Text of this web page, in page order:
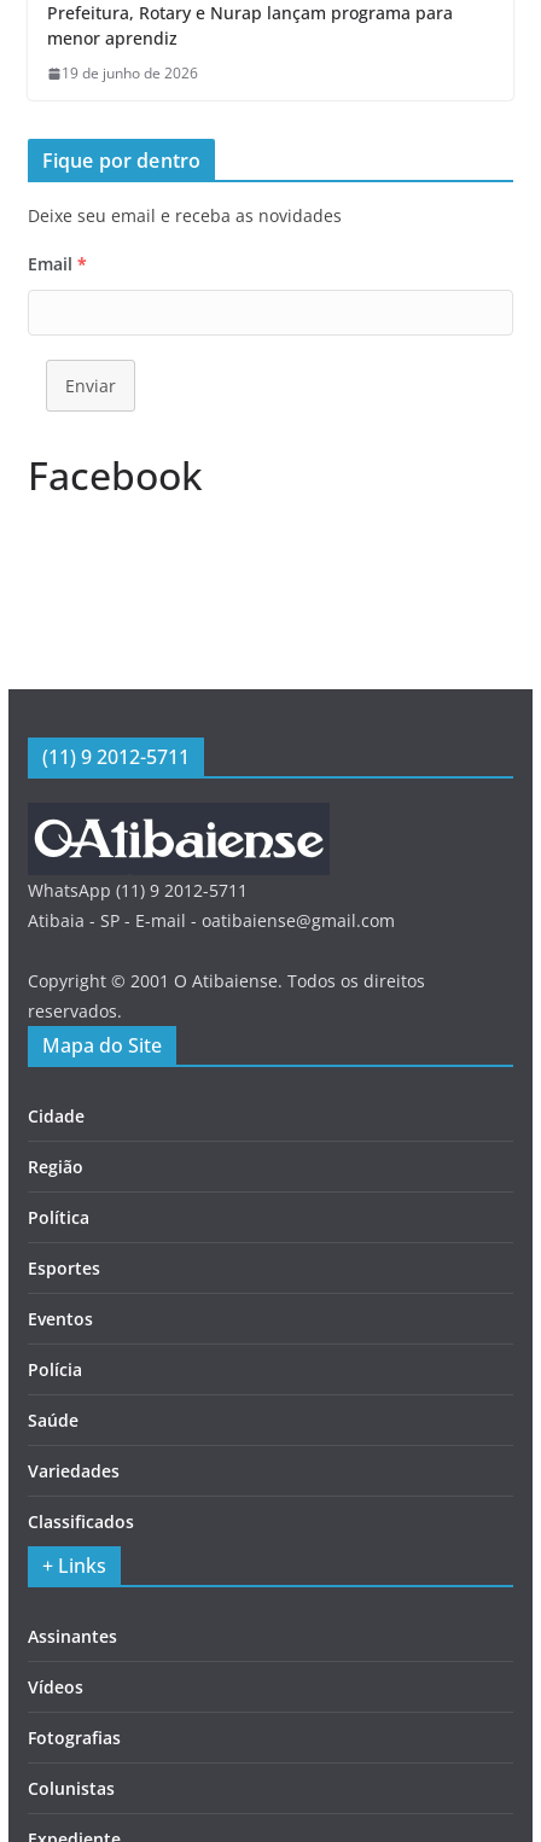
Prefeitura, Rotary e Nurap lançam programa para
menor aprendiz
19 de junho de 2026
Fique por dentro
Deixe seu email e receba as novidades
Email *
Enviar
Facebook
(11) 9 2012-5711
WhatsApp (11) 9 2012-5711
Atibaia - SP - E-mail - oatibaiense@gmail.com
Copyright © 2001 O Atibaiense. Todos os direitos
reservados.
Mapa do Site
Cidade
Região
Política
Esportes
Eventos
Polícia
Saúde
Variedades
Classificados
+ Links
Assinantes
Vídeos
Fotografias
Colunistas